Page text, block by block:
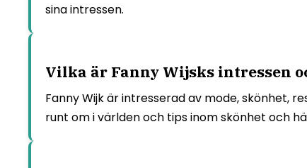
sina intressen.
Vilka är Fanny Wijsks intressen
Fanny Wijk är intresserad av mode, skönhet,
runt om i världen och tips inom skönhet och